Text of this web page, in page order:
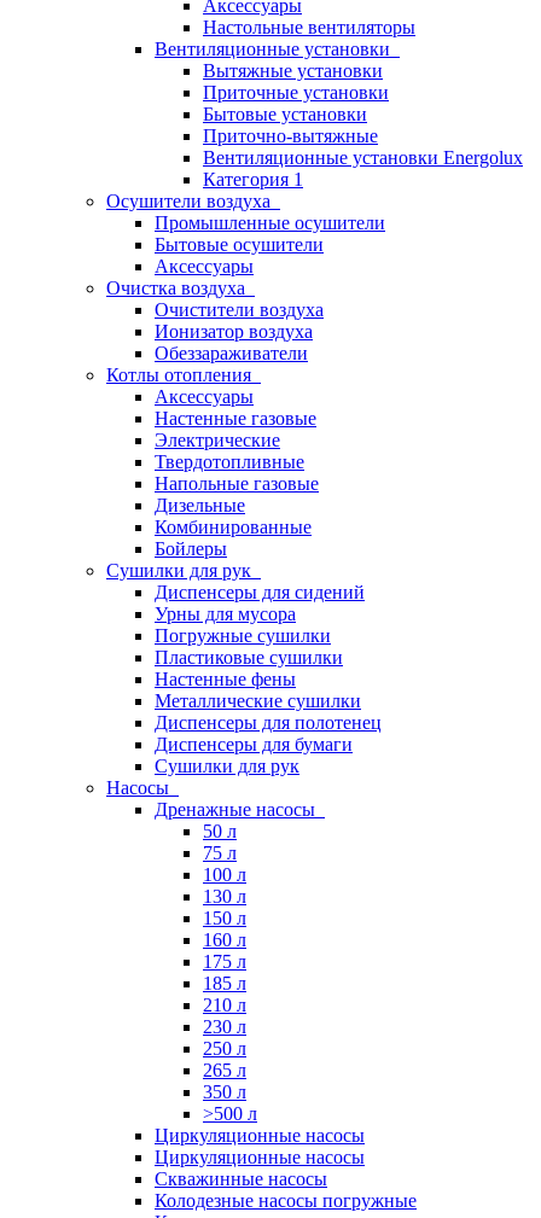
Аксессуары
Настольные вентиляторы
Вентиляционные установки
Вытяжные установки
Приточные установки
Бытовые установки
Приточно-вытяжные
Вентиляционные установки Energolux
Категория 1
Осушители воздуха
Промышленные осушители
Бытовые осушители
Аксессуары
Очистка воздуха
Очистители воздуха
Ионизатор воздуха
Обеззараживатели
Котлы отопления
Аксессуары
Настенные газовые
Электрические
Твердотопливные
Напольные газовые
Дизельные
Комбинированные
Бойлеры
Сушилки для рук
Диспенсеры для сидений
Урны для мусора
Погружные сушилки
Пластиковые сушилки
Настенные фены
Металлические сушилки
Диспенсеры для полотенец
Диспенсеры для бумаги
Сушилки для рук
Насосы
Дренажные насосы
50 л
75 л
100 л
130 л
150 л
160 л
175 л
185 л
210 л
230 л
250 л
265 л
350 л
>500 л
Циркуляционные насосы
Циркуляционные насосы
Скважинные насосы
Колодезные насосы погружные